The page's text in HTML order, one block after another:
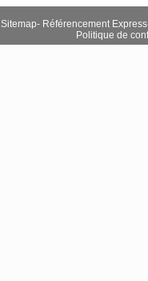
Sitemap- Référencement Express
Politique de